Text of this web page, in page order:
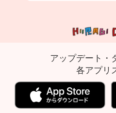
アップデート・
各アプリ